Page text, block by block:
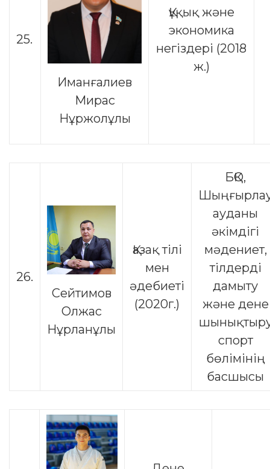
25.
Иманғалиев
Мирас
Нұржолұлы
Құқық және
экономика
негіздері (2018
ж.)
26.
Сейтимов
Олжас
Нұрланұлы
Қазақ тілі
мен
әдебиеті
(2020г.)
БҚО,
ауданы
әкімдігі
мәдениет,
тілдерді
дамыту
және дене
спорт
бөлімінің
басшысы